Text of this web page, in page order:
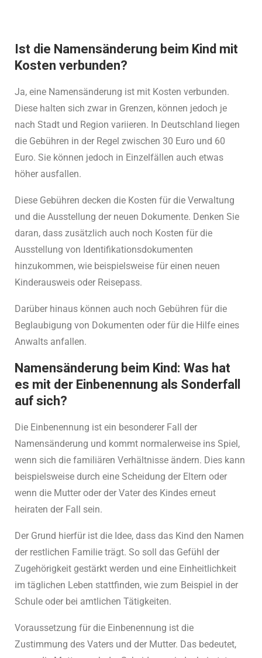
Ist die Namensänderung beim Kind mit
Kosten verbunden?
Ja, eine Namensänderung ist mit Kosten verbunden.
Diese halten sich zwar in Grenzen, können jedoch je
nach Stadt und Region variieren. In Deutschland liegen
die Gebühren in der Regel zwischen 30 Euro und 60
Euro. Sie können jedoch in Einzelfällen auch etwas
höher ausfallen.
Diese Gebühren decken die Kosten für die Verwaltung
und die Ausstellung der neuen Dokumente. Denken Sie
daran, dass zusätzlich auch noch Kosten für die
Ausstellung von Identifikationsdokumenten
hinzukommen, wie beispielsweise für einen neuen
Kinderausweis oder Reisepass.
Darüber hinaus können auch noch Gebühren für die
Beglaubigung von Dokumenten oder für die Hilfe eines
Anwalts anfallen.
Namensänderung beim Kind: Was hat
es mit der Einbenennung als Sonderfall
auf sich?
Die Einbenennung ist ein besonderer Fall der
Namensänderung und kommt normalerweise ins Spiel,
wenn sich die familiären Verhältnisse ändern. Dies kann
beispielsweise durch eine Scheidung der Eltern oder
wenn die Mutter oder der Vater des Kindes erneut
heiraten der Fall sein.
Der Grund hierfür ist die Idee, dass das Kind den Namen
der restlichen Familie trägt. So soll das Gefühl der
Zugehörigkeit gestärkt werden und eine Einheitlichkeit
im täglichen Leben stattfinden, wie zum Beispiel in der
Schule oder bei amtlichen Tätigkeiten.
Voraussetzung für die Einbenennung ist die
Zustimmung des Vaters und der Mutter. Das bedeutet,